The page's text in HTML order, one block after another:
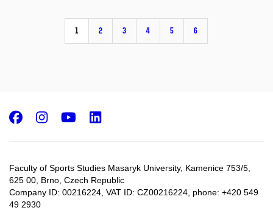
1 2 3 4 5 6
Faculty of Sports Studies Masaryk University, Kamenice 753/5​,
625 00, Brno, Czech Republic
Company ID: 00216224, VAT ID: CZ00216224, phone: +420 549
49 2930
Facebook
Instagram
Youtube